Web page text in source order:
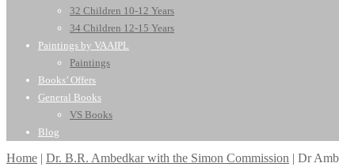
32 Children 10-12 Years
34 Children 12-15 Years
Paintings by VAAIPL
Paintings
Books’ Offers
General Books
VS Books
Blog
Home | Dr. B.R. Ambedkar with the Simon Commission | Dr